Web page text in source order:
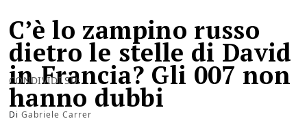
C’è lo zampino russo
dietro le stelle di David
in Francia? Gli 007 non
hanno dubbi
Di Gabriele Carrer
CONDIVIDI SU: